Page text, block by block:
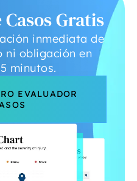
Gratis
inmediata de
ni obligación en
minutos.
EVALUADOR